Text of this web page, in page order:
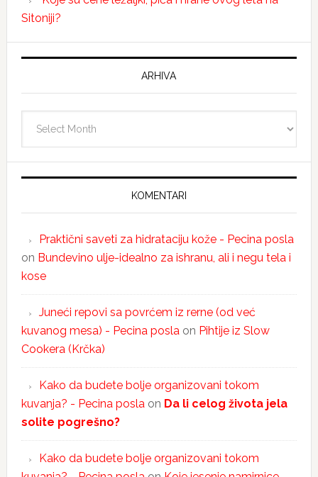
Sitoniji?
ARHIVA
KOMENTARI
Praktični saveti za hidrataciju kože - Pecina posla
on Bundevino ulje-idealno za ishranu, ali i negu tela i
kose
Juneći repovi sa povrćem iz rerne (od već
kuvanog mesa) - Pecina poslaon Pihtije iz Slow
Cookera (Krčka)
Kako da budete bolje organizovani tokom
kuvanja? - Pecina poslaon Da li celog života jela
solite pogrešno?
Kako da budete bolje organizovani tokom